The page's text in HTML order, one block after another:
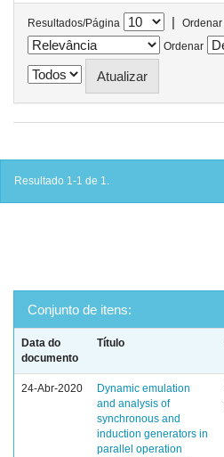
Resultados/Página |
Ordenar
Resultado 1-1 de 1.
Conjunto de itens:
Data do
documento
Título
24-Abr-2020
Dynamic emulation
and analysis of
synchronous and
induction generators in
parallel operation